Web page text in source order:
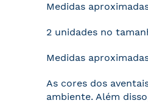
Medidas
2 unidades no
Medidas
As cores dos
ambiente. Além